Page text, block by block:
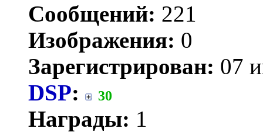
Сообщений: 221
Изображения: 0
Зарегистрирован: 07
DSP: 30
Награды: 1